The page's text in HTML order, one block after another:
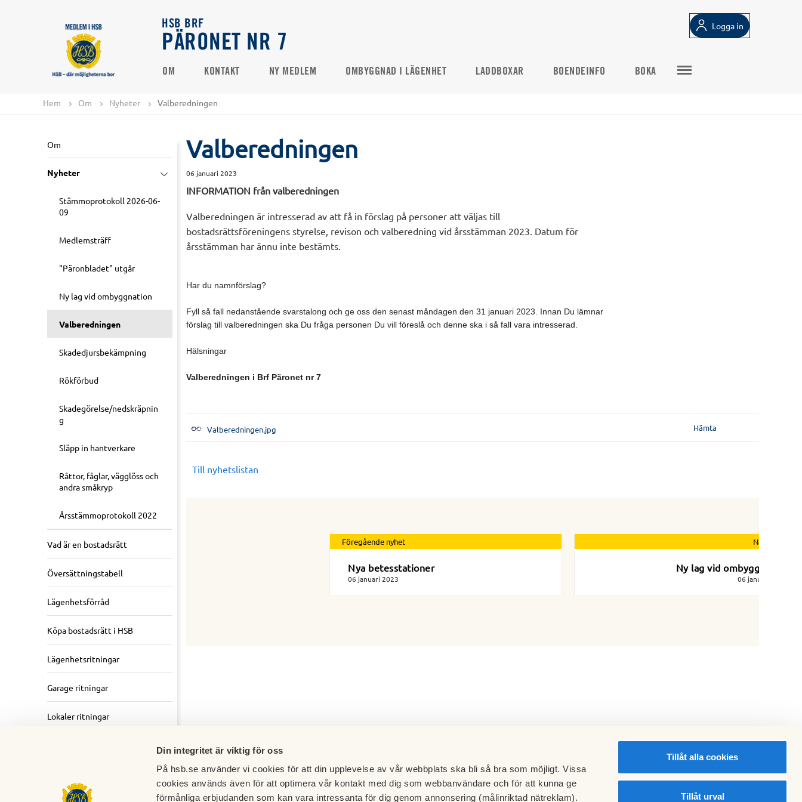
Din integritet är viktig för oss
På hsb.se använder vi cookies för att din upplevelse av vår webbplats ska bli så bra som möjligt. Vissa
cookies används även för att optimera vår kontakt med dig som webbanvändare och för att kunna ge
förmånliga erbjudanden som kan vara intressanta för dig genom annonsering (målinriktad nätreklam).
Tillåt alla cookies
Tillåt urval
HSB BRF
PÄRONET NR 7
Logga in
OM KONTAKT NY MEDLEM OMBYGGNAD I LÄGENHET LADDBOXAR BOENDEINFO BOKA
Hem Om Nyheter Valberedningen
Om
Nyheter
Stämmoprotokoll 2026-06-
09
Medlemsträff
"Päronbladet" utgår
Ny lag vid ombyggnation
Valberedningen
Skadedjursbekämpning
Rökförbud
Skadegörelse/nedskräpnin
g
Släpp in hantverkare
Råttor, fåglar, vägglöss och
andra småkryp
Årsstämmoprotokoll 2022
Vad är en bostadsrätt
Översättningstabell
Lägenhetsförråd
Köpa bostadsrätt i HSB
Lägenhetsritningar
Garage ritningar
Lokaler ritningar
Valberedningen
06 januari 2023
INFORMATION från valberedningen
Valberedningen är intresserad av att få in förslag på personer att väljas till
bostadsrättsföreningens styrelse, revison och valberedning vid årsstämman 2023. Datum för
årsstämman har ännu inte bestämts.
Har du namnförslag?
Fyll så fall nedanstående svarstalong och ge oss den senast måndagen den 31 januari 2023. Innan Du lämnar
förslag till valberedningen ska Du fråga personen Du vill föreslå och denne ska i så fall vara intresserad.
Hälsningar
Valberedningen i Brf Päronet nr 7
Valberedningen.jpg Hämta
Till nyhetslistan
Föregående nyhet
Nya betesstationer
06 januari 2023
Nästa nyhet
Ny lag vid ombyggnation
06 januari 2023